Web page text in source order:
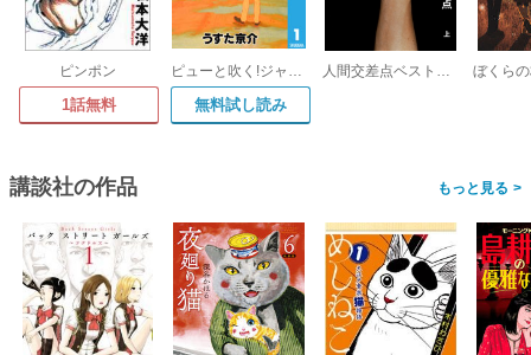
ピンポン
1話無料
ピューと吹く!ジャガー モノクロ版
無料試し読み
人間交差点ベストセレクション
講談社の作品 >